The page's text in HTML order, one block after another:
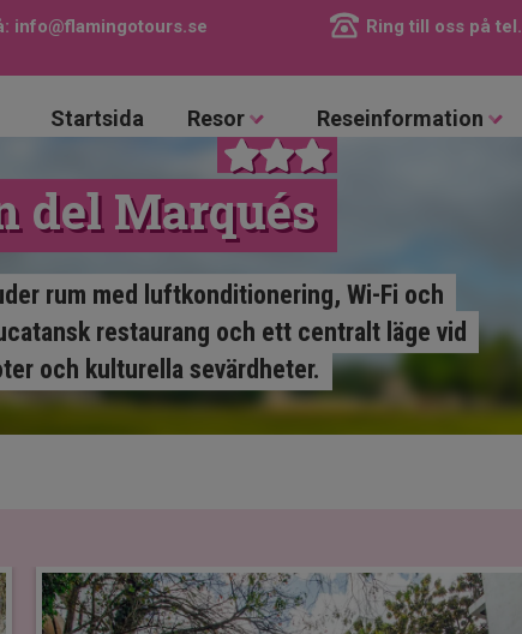
info@flamingotours.se Ring till oss på tel.
Startsida Resor Reseinformation
del Marqués
rum med luftkonditionering, Wi-Fi och
restaurang och ett centralt läge vid
och kulturella sevärdheter.